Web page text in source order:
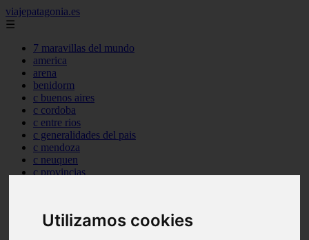
Utilizamos cookies
viajepatagonia.es
☰
7 maravillas del mundo
america
arena
benidorm
c buenos aires
c cordoba
c entre rios
c generalidades del pais
c mendoza
c neuquen
c provincias
c tucuman